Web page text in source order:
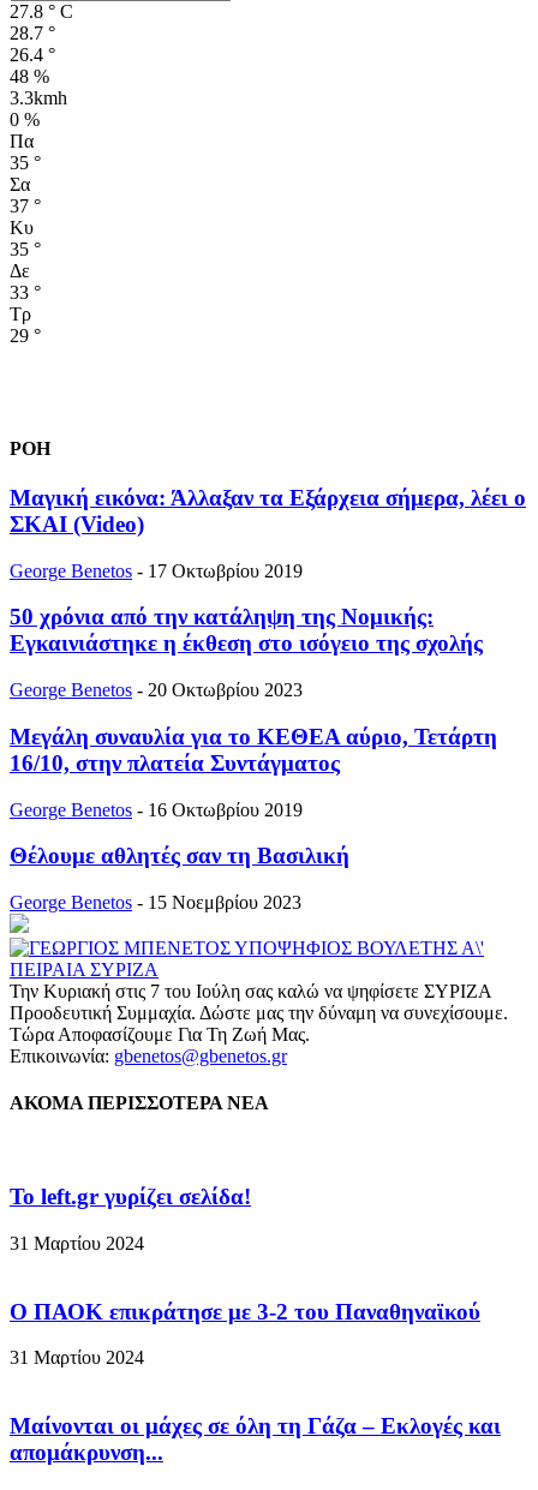
27.8 ° C
28.7 °
26.4 °
48 %
3.3kmh
0 %
Πα
35 °
Σα
37 °
Κυ
35 °
Δε
33 °
Τρ
29 °
ΡΟΗ
Μαγική εικόνα: Άλλαξαν τα Εξάρχεια σήμερα, λέει ο
ΣΚΑΙ (Video)
George Benetos - 17 Οκτωβρίου 2019
50 χρόνια από την κατάληψη της Νομικής:
Εγκαινιάστηκε η έκθεση στο ισόγειο της σχολής
George Benetos - 20 Οκτωβρίου 2023
Μεγάλη συναυλία για το ΚΕΘΕΑ αύριο, Τετάρτη
16/10, στην πλατεία Συντάγματος
George Benetos - 16 Οκτωβρίου 2019
Θέλουμε αθλητές σαν τη Βασιλική
George Benetos - 15 Νοεμβρίου 2023
Την Κυριακή στις 7 του Ιούλη σας καλώ να ψηφίσετε ΣΥΡΙΖΑ
Προοδευτική Συμμαχία. Δώστε μας την δύναμη να συνεχίσουμε.
Τώρα Αποφασίζουμε Για Τη Ζωή Μας.
Επικοινωνία: gbenetos@gbenetos.gr
ΑΚΟΜΑ ΠΕΡΙΣΣΟΤΕΡΑ ΝΕΑ
To left.gr γυρίζει σελίδα!
31 Μαρτίου 2024
Ο ΠΑΟΚ επικράτησε με 3-2 του Παναθηναϊκού
31 Μαρτίου 2024
Μαίνονται οι μάχες σε όλη τη Γάζα – Eκλογές και
απομάκρυνση...